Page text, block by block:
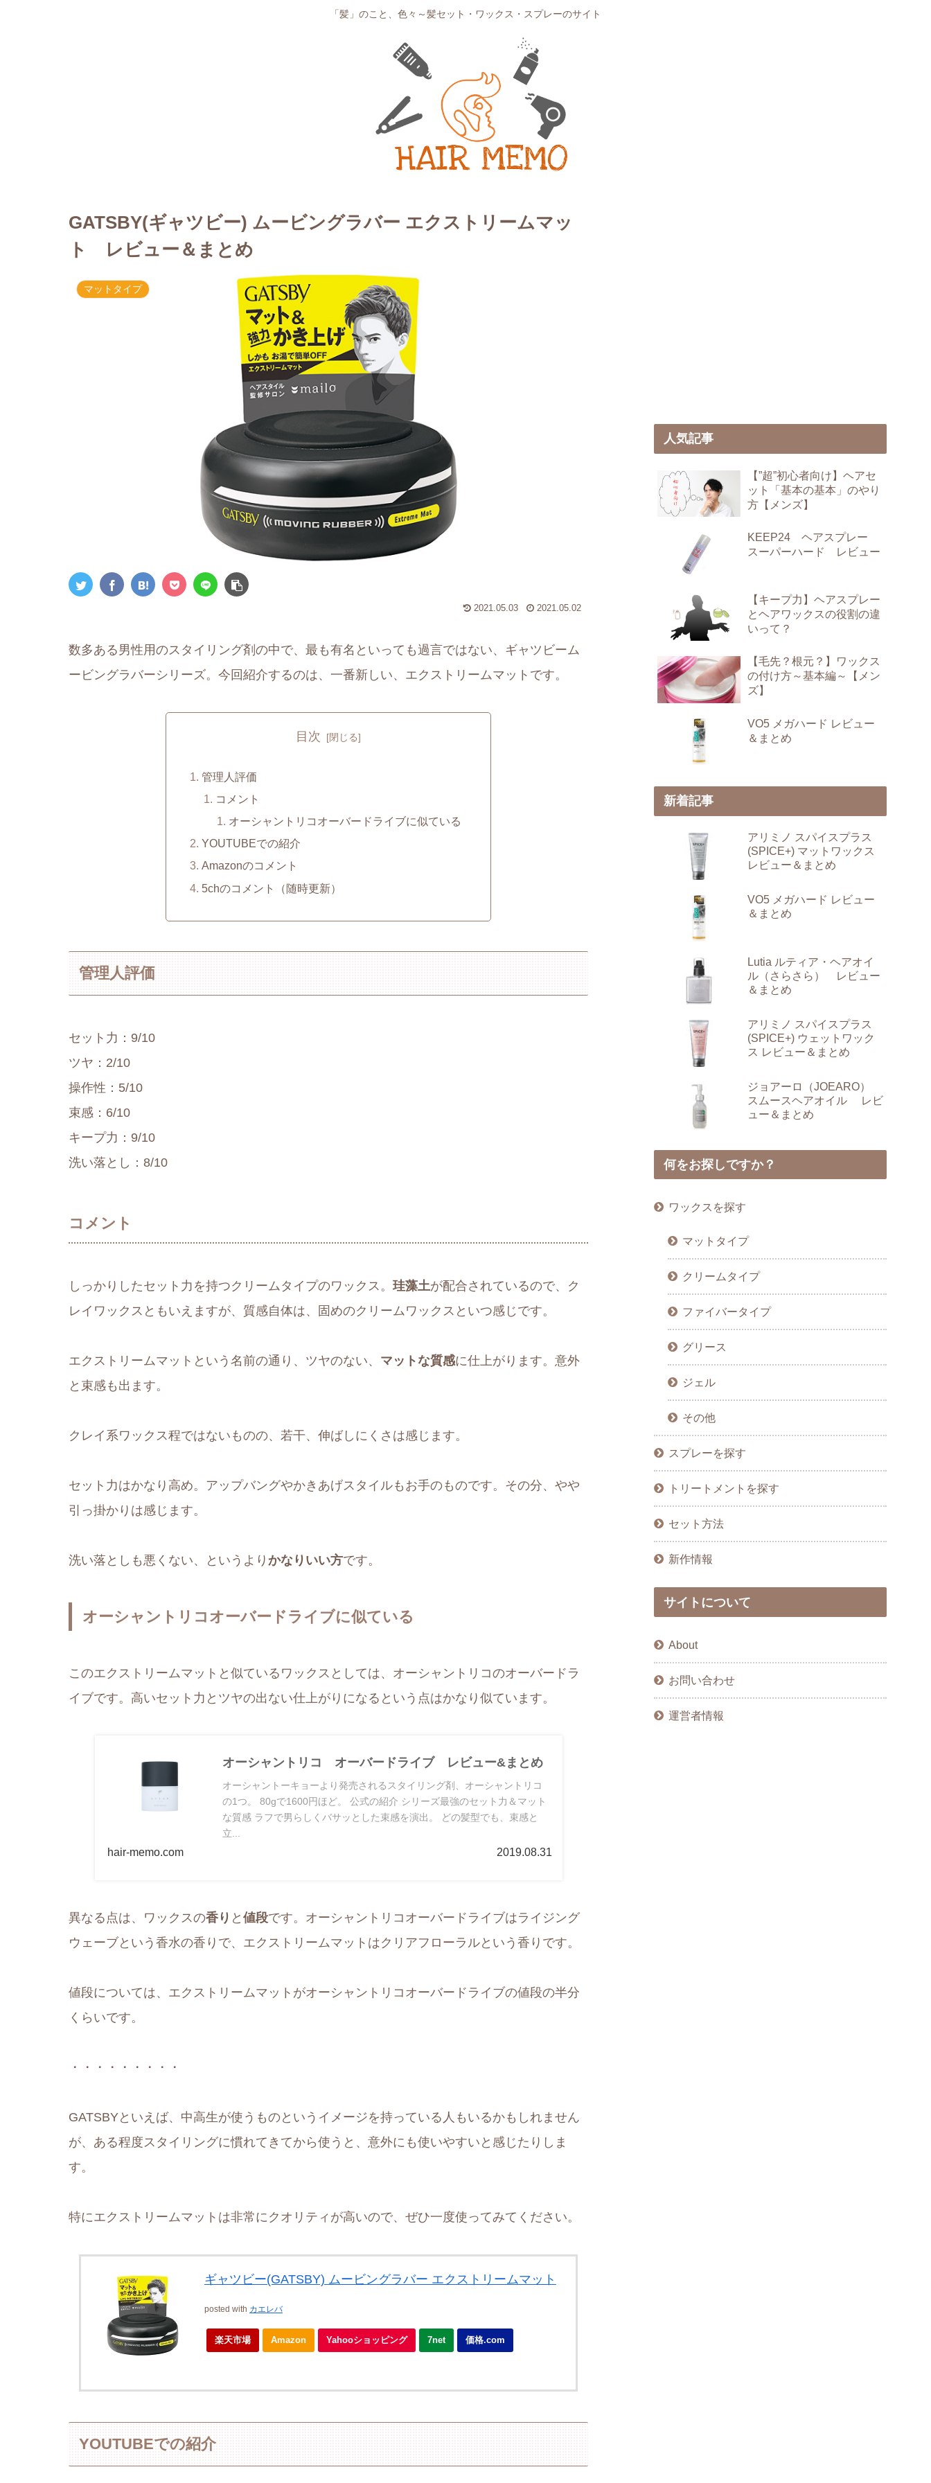
「髪」のこと、色々～髪セット・ワックス・スプレーのサイト
GATSBY(ギャツビー) ムービングラバー エクストリームマッ
ト レビュー＆まとめ
マットタイプ
2021.05.03 2021.05.02
数多ある男性用のスタイリング剤の中で、最も有名といっても過言ではない、ギャツビーム
ービングラバーシリーズ。今回紹介するのは、一番新しい、エクストリームマットです。
目次
管理人評価
コメント
オーシャントリコオーバードライブに似ている
YOUTUBEでの紹介
Amazonのコメント
5chのコメント（随時更新）
管理人評価
セット力：9/10
ツヤ：2/10
操作性：5/10
束感：6/10
キープ力：9/10
洗い落とし：8/10
コメント
しっかりしたセット力を持つクリームタイプのワックス。 珪藻土が配合されているので、ク
レイワックスともいえますが、質感自体は、固めのクリームワックスといつ感じです。
エクストリームマットという名前の通り、ツヤのない、 マットな質感に仕上がります。意外
と束感も出ます。
クレイ系ワックス程ではないものの、若干、伸ばしにくさは感じます。
セット力はかなり高め。アップバングやかきあげスタイルもお手のものです。その分、やや
引っ掛かりは感じます。
洗い落としも悪くない、というより かなりいい方です。
オーシャントリコオーバードライブに似ている
このエクストリームマットと似ているワックスとしては、オーシャントリコのオーバードラ
イブです。高いセット力とツヤの出ない仕上がりになるという点はかなり似ています。
オーシャントリコ オーバードライブ レビュー&まとめ
オーシャントーキョーより発売されるスタイリング剤、オーシャントリコ
の1つ。 80gで1600円ほど。 公式の紹介 シリーズ最強のセット力＆マット
な質感 ラフで男らしくバサッとした束感を演出。 どの髪型でも、束感と
立...
hair-memo.com 2019.08.31
異なる点は、ワックスの香り と 値段です。オーシャントリコオーバードライブはライジング
ウェーブという香水の香りで、エクストリームマットはクリアフローラルという香りです。
値段については、エクストリームマットがオーシャントリコオーバードライブの値段の半分
くらいです。
・・・・・・・・・
GATSBYといえば、中高生が使うものというイメージを持っている人もいるかもしれません
が、ある程度スタイリングに慣れてきてから使うと、意外にも使いやすいと感じたりしま
す。
特にエクストリームマットは非常にクオリティが高いので、ぜひ一度使ってみてください。
ギャツビー(GATSBY) ムービングラバー エクストリームマット
posted with カエレバ
楽天市場 Amazon Yahooショッピング 7net 価格.com
YOUTUBEでの紹介
人気記事
【”超”初心者向け】ヘアセ
ット「基本の基本」のやり
方【メンズ】
KEEP24 ヘアスプレー
スーパーハード レビュー
【キープ力】ヘアスプレー
とヘアワックスの役割の違
いって？
【毛先？根元？】ワックス
の付け方～基本編～【メン
ズ】
VO5 メガハード レビュー
＆まとめ
新着記事
アリミノ スパイスプラス
(SPICE+) マットワックス
レビュー＆まとめ
VO5 メガハード レビュー
＆まとめ
Lutia ルティア・ヘアオイ
ル（さらさら） レビュー
＆まとめ
アリミノ スパイスプラス
(SPICE+) ウェットワック
ス レビュー＆まとめ
ジョアーロ（JOEARO）
スムースヘアオイル レビ
ュー＆まとめ
何をお探しですか？
ワックスを探す
マットタイプ
クリームタイプ
ファイバータイプ
グリース
ジェル
その他
スプレーを探す
トリートメントを探す
セット方法
新作情報
サイトについて
About
お問い合わせ
運営者情報